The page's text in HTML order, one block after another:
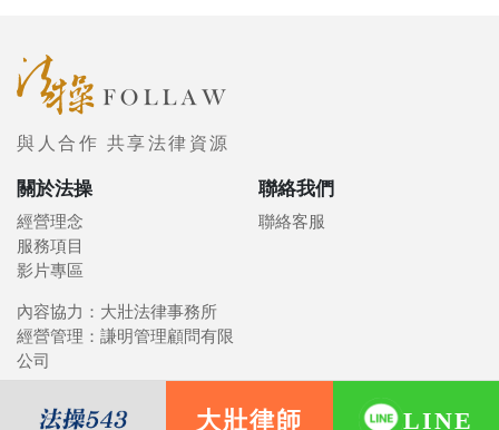
與人合作 共享法律資源
關於法操
經營理念
服務項目
影片專區
聯絡我們
聯絡客服
內容協力：大壯法律事務所
經營管理：謙明管理顧問有限
公司
大壯律師 LINE